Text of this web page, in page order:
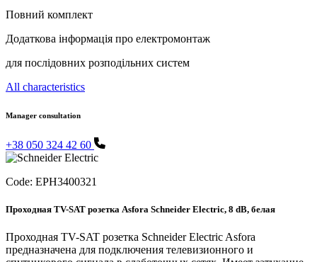
Повний комплект
Додаткова інформація про електромонтаж
для послідовних розподільних систем
All characteristics
Manager consultation
+38 050 324 42 60
Code: EPH3400321
Проходная TV-SAT розетка Asfora Schneider Electric, 8 dB, белая
Проходная TV-SAT розетка Schneider Electric Asfora
предназначена для подключения телевизионного и